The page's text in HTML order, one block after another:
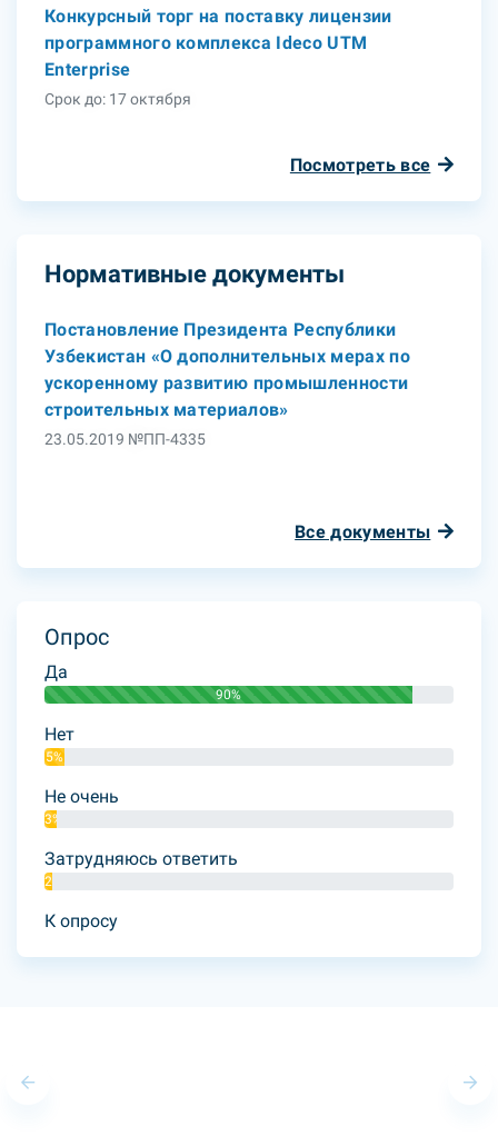
Конкурсный торг на поставку лицензии
программного комплекса Ideco UTM
Enterprise
Срок до: 17 октября
Посмотреть все
Нормативные документы
Постановление Президента Республики
Узбекистан «О дополнительных мерах по
ускоренному развитию промышленности
строительных материалов»
23.05.2019 №ПП-4335
Все документы
Опрос
Да
90%
Нет
5%
Не очень
3%
Затрудняюсь ответить
2%
К опросу